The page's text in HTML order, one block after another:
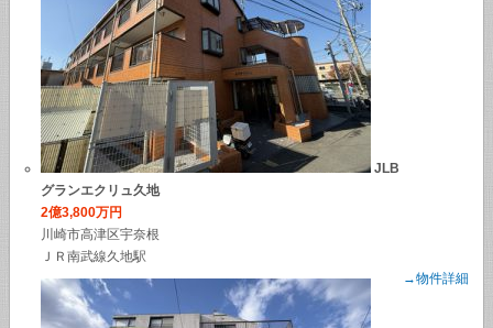
JLB
グランエクリュ久地
2億3,800万円
川崎市高津区宇奈根
ＪＲ南武線久地駅
→物件詳細